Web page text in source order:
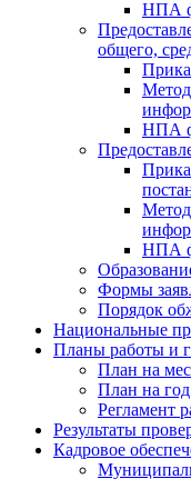
НПА
общего,
НПА
НПА
Формы
Порядок
Национальные
Планы работы и
План на
План на год
Регламент
Результаты
Кадровое